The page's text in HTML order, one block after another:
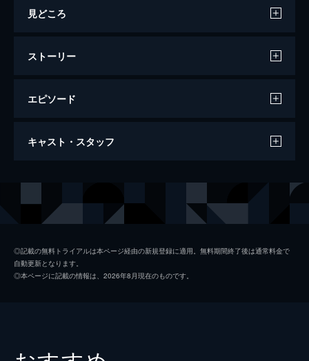
見どころ
ストーリー
エピソード
国際捜査！
キャスト・スタッフ
マンチョル キム・デミョン
◎記載の無料トライアルは本ページ経由の新規登録に適用。無料期間終了後は通常料金で
自動更新となります。
◎本ページに記載の情報は、2026年8月現在のものです。